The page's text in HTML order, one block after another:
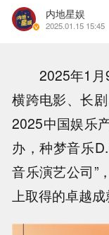
内地星娱
2025.01.15 15:45
2025年1月
横跨电影、长
2025中国娱乐
办，种梦音乐
音乐演艺公司”
上取得的卓越成